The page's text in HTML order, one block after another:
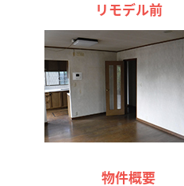
リモデル前
物件概要